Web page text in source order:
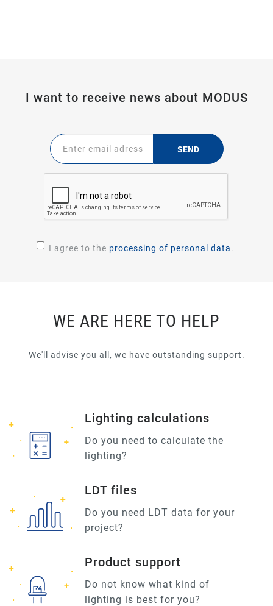
I want to receive news about MODUS
SEND
I agree to the processing of personal data.
WE ARE HERE TO HELP
We'll advise you all, we have outstanding support.
Lighting calculations
Do you need to calculate the
lighting?
LDT files
Do you need LDT data for your
project?
Product support
Do not know what kind of
lighting is best for you?